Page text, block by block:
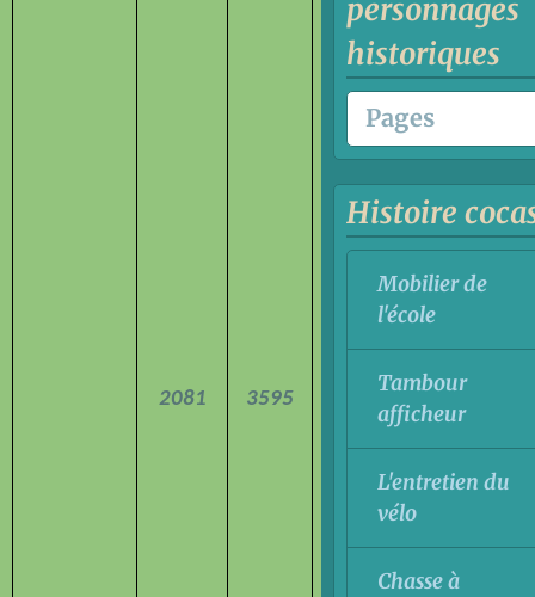
2081 3595
personnages
historiques
Histoire
Mobilier de
l'école
Tambour
afficheur
L'entretien du
vélo
Chasse à